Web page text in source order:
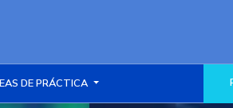
DE PRÁCTICA